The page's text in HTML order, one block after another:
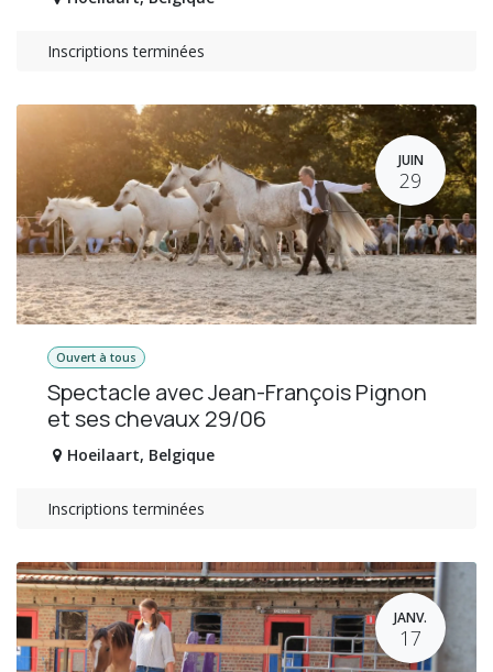
Inscriptions terminées
JUIN
29
Ouvert à tous
Spectacle avec Jean-François Pignon
et ses chevaux 29/06
Hoeilaart, Belgique
Inscriptions terminées
JANV.
17